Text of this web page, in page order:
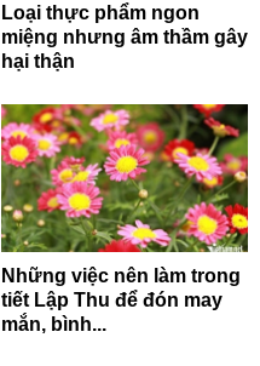
Loại thực phẩm ngon
miệng nhưng âm thầm gây
hại thận
Những việc nên làm trong
tiết Lập Thu để đón may
mắn, bình...